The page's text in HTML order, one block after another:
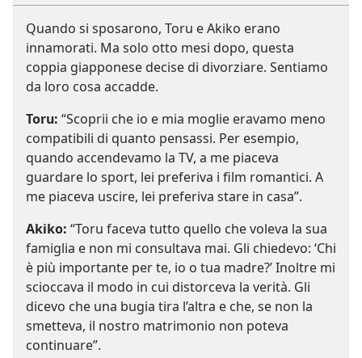
Quando si sposarono, Toru e Akiko erano
innamorati. Ma solo otto mesi dopo, questa
coppia giapponese decise di divorziare. Sentiamo
da loro cosa accadde.
Toru: “Scoprii che io e mia moglie eravamo meno
compatibili di quanto pensassi. Per esempio,
quando accendevamo la TV, a me piaceva
guardare lo sport, lei preferiva i film romantici. A
me piaceva uscire, lei preferiva stare in casa”.
Akiko: “Toru faceva tutto quello che voleva la sua
famiglia e non mi consultava mai. Gli chiedevo: ‘Chi
è più importante per te, io o tua madre?’ Inoltre mi
scioccava il modo in cui distorceva la verità. Gli
dicevo che una bugia tira l’altra e che, se non la
smetteva, il nostro matrimonio non poteva
continuare”.